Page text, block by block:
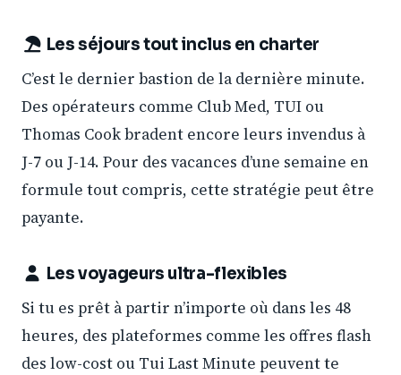
Les séjours tout inclus en charter
C’est le dernier bastion de la dernière minute.
Des opérateurs comme Club Med, TUI ou
Thomas Cook bradent encore leurs invendus à
J-7 ou J-14. Pour des vacances d’une semaine en
formule tout compris, cette stratégie peut être
payante.
Les voyageurs ultra-flexibles
Si tu es prêt à partir n’importe où dans les 48
heures, des plateformes comme les offres flash
des low-cost ou Tui Last Minute peuvent te